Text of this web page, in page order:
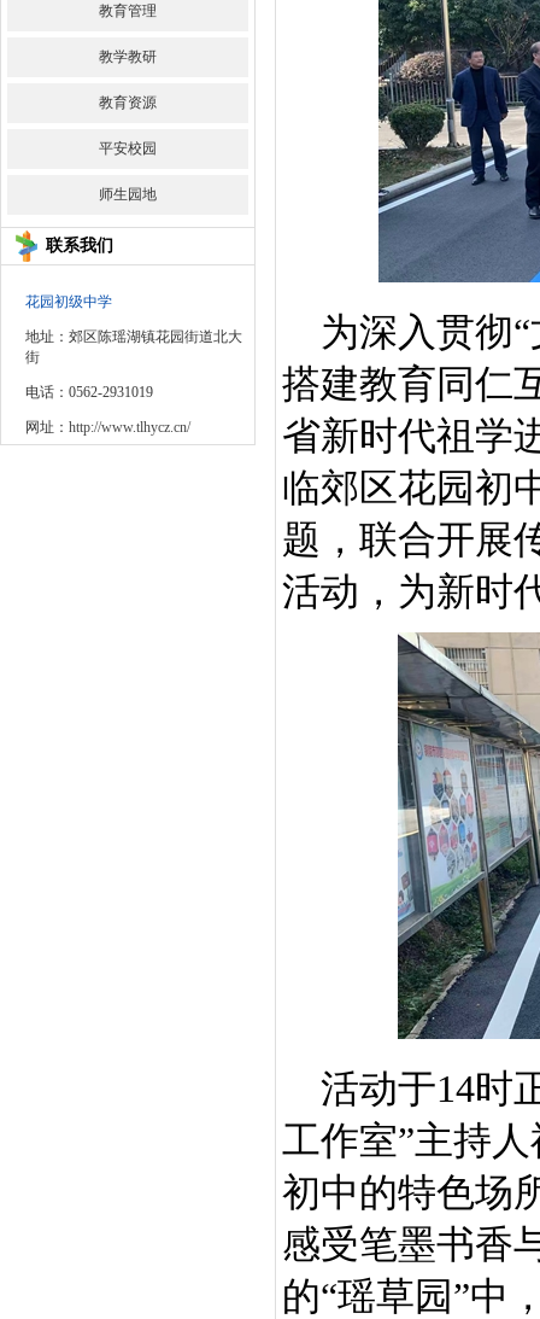
教育管理
教学教研
教育资源
平安校园
师生园地
联系我们
花园初级中学
地址：郊区陈瑶湖镇花园街道北大
街
电话：0562-2931019
网址： http://www.tlhycz.cn/
为深入贯彻
搭建教育同仁
省新时代祖学
临郊区花园初
题，联合开展
活动，为新时
活动于14时
工作室”主持
初中的特色场
感受笔墨书香
的“瑶草园”中